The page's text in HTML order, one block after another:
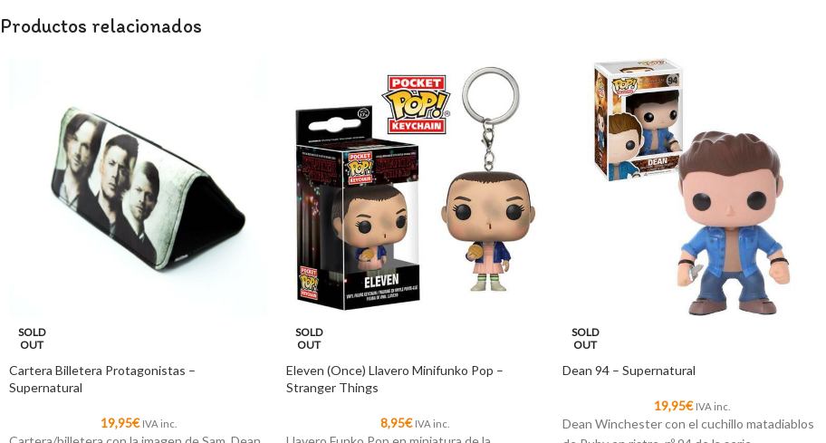
Productos relacionados
SOLD
OUT
Cartera Billetera Protagonistas –
Supernatural
19,95€ IVA inc.
SOLD
OUT
Eleven (Once) Llavero Minifunko Pop –
Stranger Things
8,95€ IVA inc.
SOLD
OUT
Dean 94 – Supernatural
19,95€ IVA inc.
Dean Winchester con el cuchillo matadiablos